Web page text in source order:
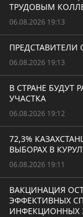
ТРУДОВЫМ
06.08.2026 19:13
ПРЕДСТАВИТЕЛИ
06.08.2026 19:13
В СТРАНЕ БУДУТ
УЧАСТКА
06.08.2026 19:12
72,3%
ВЫБОРАХ В
06.08.2026 19:11
ВАКЦИНАЦИЯ
ЭФФЕКТИВНЫХ
ИНФЕКЦИОННЫХ